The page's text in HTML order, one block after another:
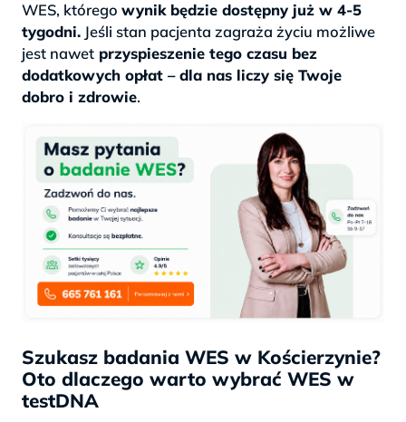
WES, którego wynik będzie dostępny już w 4-5
tygodni. Jeśli stan pacjenta zagraża życiu możliwe
jest nawet przyspieszenie tego czasu bez
dodatkowych opłat – dla nas liczy się Twoje
dobro i zdrowie.
Szukasz badania WES w Kościerzynie?
Oto dlaczego warto wybrać WES w
testDNA